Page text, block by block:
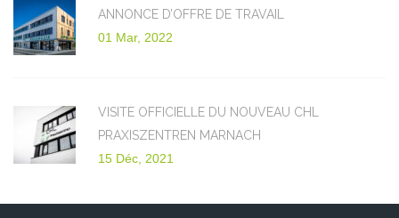
ANNONCE D’OFFRE DE TRAVAIL
01 Mar, 2022
VISITE OFFICIELLE DU NOUVEAU CHL
PRAXISZENTREN MARNACH
15 Déc, 2021